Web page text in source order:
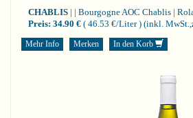
CHABLIS | | Bourgogne AOC Chablis |
Preis: 34.90 € ( 46.53 €/Liter ) (inkl. MwSt.,
Mehr Info Merken In den Korb